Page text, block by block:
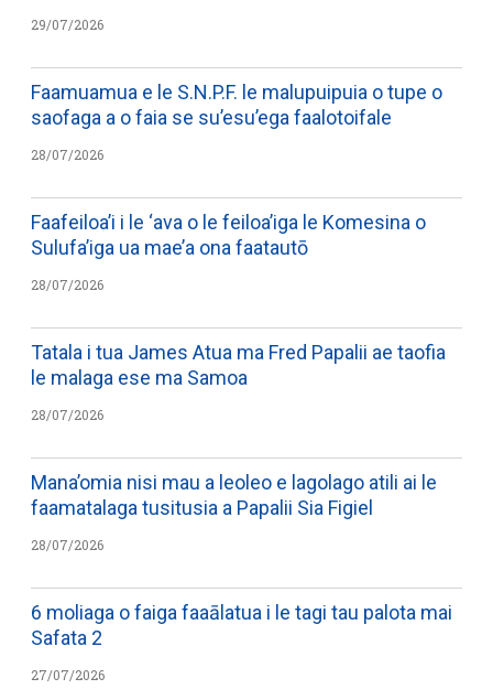
29/07/2026
Faamuamua e le S.N.P.F. le malupuipuia o tupe o
saofaga a o faia se su’esu’ega faalotoifale
28/07/2026
Faafeiloa’i i le ‘ava o le feiloa’iga le Komesina o
Sulufa’iga ua mae’a ona faatautō
28/07/2026
Tatala i tua James Atua ma Fred Papalii ae taofia
le malaga ese ma Samoa
28/07/2026
Mana’omia nisi mau a leoleo e lagolago atili ai le
faamatalaga tusitusia a Papalii Sia Figiel
28/07/2026
6 moliaga o faiga faaālatua i le tagi tau palota mai
Safata 2
27/07/2026